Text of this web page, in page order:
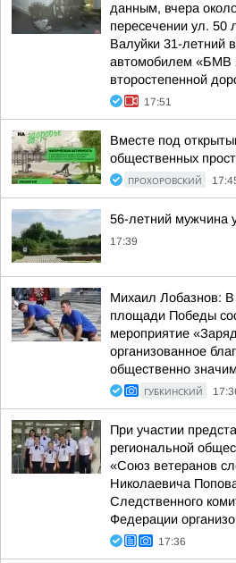
данным, вчера
пересечении ул.
Валуйки 31-летний
автомобилем «БМВ
второстепенной
17:51
Вместе под
общественных
ПРОХОРОВСКИЙ
56-летний мужчина
17:39
Михаил Лобазнов: В
площади Победы
мероприятие
организованное
общественно
ГУБКИНСКИЙ
При участии
региональной
«Союз ветеранов
Николаевича
Следственного
Федерации
17:36